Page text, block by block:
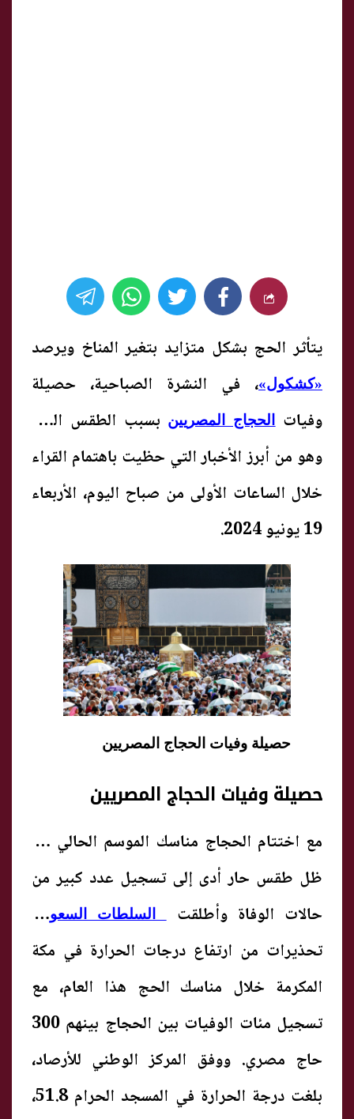
يتأثر الحج بشكل متزايد بتغير المناخ ويرصد
«كشكول»، في النشرة الصباحية، حصيلة
وفيات الحجاج المصريين بسبب الطقس الحار
وهو من أبرز الأخبار التي حظيت باهتمام القراء
خلال الساعات الأولى من صباح اليوم، الأربعاء
19 يونيو 2024.
حصيلة وفيات الحجاج المصريين
حصيلة وفيات الحجاج المصريين
مع اختتام الحجاج مناسك الموسم الحالي في
ظل طقس حار أدى إلى تسجيل عدد كبير من
حالات الوفاة وأطلقت لسلطات السعودية
تحذيرات من ارتفاع درجات الحرارة في مكة
المكرمة خلال مناسك الحج هذا العام، مع
تسجيل مئات الوفيات بين الحجاج بينهم 300
حاج مصري. ووفق المركز الوطني للأرصاد،
بلغت درجة الحرارة في المسجد الحرام 51.8،